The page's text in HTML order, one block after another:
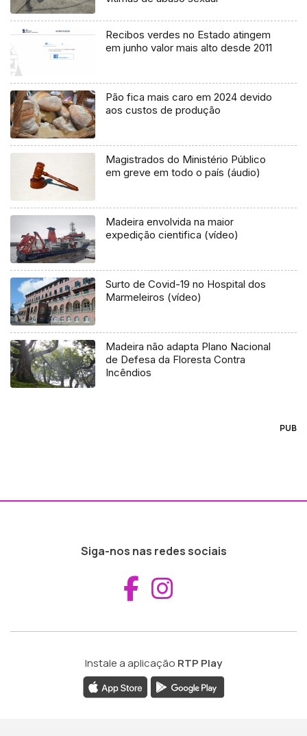
Recibos verdes no Estado atingem
em junho valor mais alto desde 2011
Pão fica mais caro em 2024 devido
aos custos de produção
Magistrados do Ministério Público
em greve em todo o país (áudio)
Madeira envolvida na maior
expedição cientifica (vídeo)
Surto de Covid-19 no Hospital dos
Marmeleiros (vídeo)
Madeira não adapta Plano Nacional
de Defesa da Floresta Contra
Incêndios
PUB
Siga-nos nas redes sociais
Aceder ao
Instale a aplicação RTP Play